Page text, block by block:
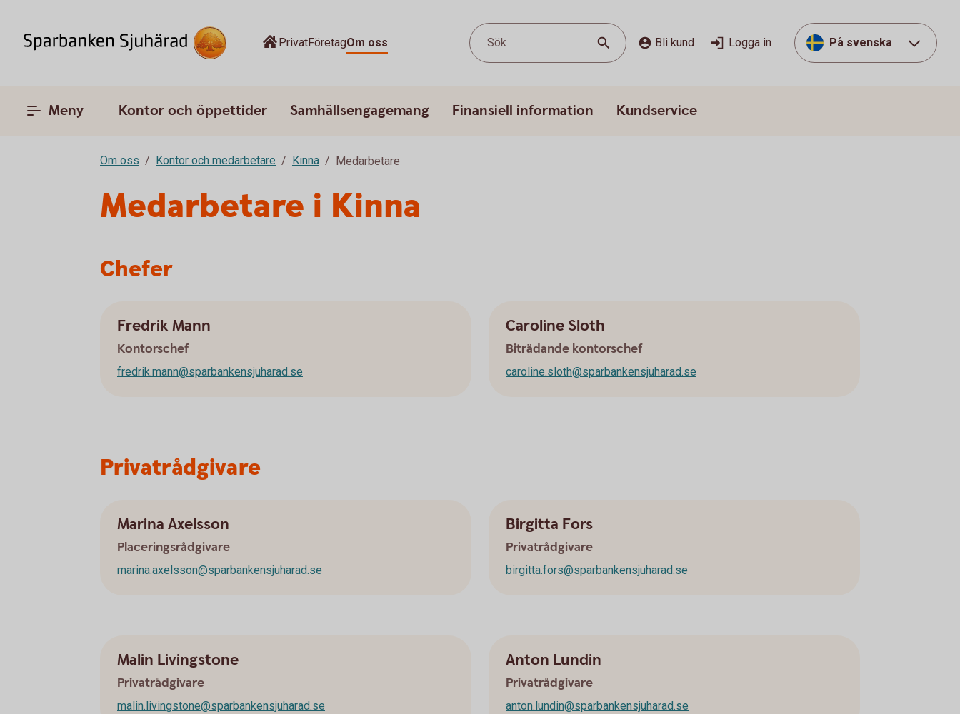
PrivatFöretagOm oss Sök Bli kund Logga in På svenska
Meny Kontor och öppettider Samhällsengagemang Finansiell information Kundservice
Om oss Kontor och medarbetare Kinna Medarbetare
Medarbetare i Kinna
Chefer
Fredrik Mann
Kontorschef
fredrik.mann@sparbankensjuharad.se
Caroline Sloth
Biträdande kontorschef
caroline.sloth@sparbankensjuharad.se
Privatrådgivare
Marina Axelsson
Placeringsrådgivare
marina.axelsson@sparbankensjuharad.se
Birgitta Fors
Privatrådgivare
birgitta.fors@sparbankensjuharad.se
Malin Livingstone
Privatrådgivare
malin.livingstone@sparbankensjuharad.se
Anton Lundin
Privatrådgivare
anton.lundin@sparbankensjuharad.se